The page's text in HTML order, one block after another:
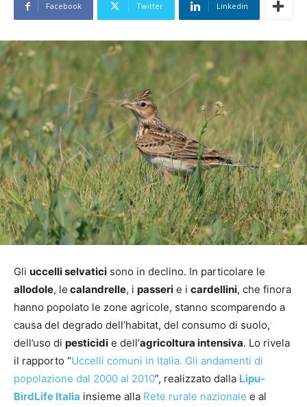
Facebook Twitter Linkedin
Gli uccelli selvatici sono in declino. In particolare le
allodole, le calandrelle, i passeri e i cardellini, che finora
hanno popolato le zone agricole, stanno scomparendo a
causa del degrado dell’habitat, del consumo di suolo,
dell’uso di pesticidi e dell’agricoltura intensiva. Lo rivela
il rapporto “Uccelli comuni in Italia. Gli andamenti di
popolazione dal 2000 al 2010”, realizzato dalla Lipu-
BirdLife Italia insieme alla Rete rurale nazionale e al